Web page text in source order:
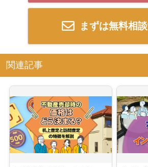
まずは無料相
関連記事